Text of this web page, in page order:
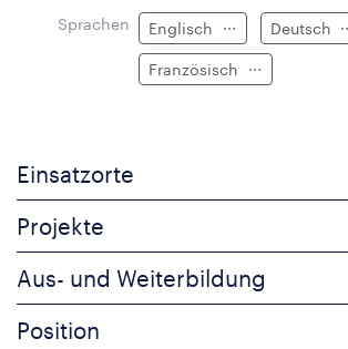
Sprachen Englisch Deutsch
Französisch
Einsatzorte
Projekte
Aus- und Weiterbildung
Position